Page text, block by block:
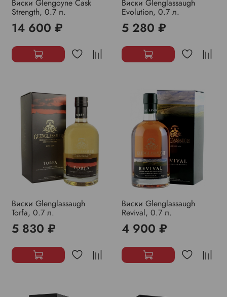
Виски Glengoyne Cask
Strength, 0.7 л.
14 600 ₽
Виски Glenglassaugh
Evolution, 0.7 л.
5 280 ₽
Виски Glenglassaugh
Torfa, 0.7 л.
5 830 ₽
Виски Glenglassaugh
Revival, 0.7 л.
4 900 ₽